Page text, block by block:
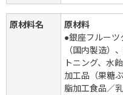
原材料名
原材料
●銀座フルー
（国内製造）
トニング、水
加工品（果糖
脂加工食品／